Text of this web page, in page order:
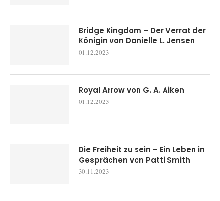
Bridge Kingdom – Der Verrat der
Königin von Danielle L. Jensen
01.12.2023
Royal Arrow von G. A. Aiken
01.12.2023
Die Freiheit zu sein – Ein Leben in
Gesprächen von Patti Smith
30.11.2023